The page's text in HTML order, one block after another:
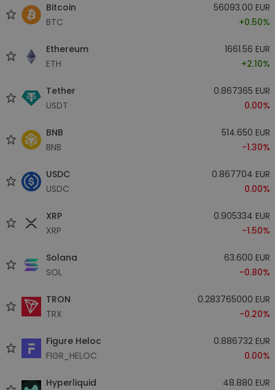
Bitcoin
BTC
56093.00 EUR
+0.50%
Ethereum
ETH
1661.56 EUR
+2.10%
Tether
USDT
0.867365 EUR
0.00%
BNB
BNB
514.650 EUR
-1.30%
USDC
USDC
0.867704 EUR
0.00%
XRP
XRP
0.905334 EUR
-1.50%
Solana
SOL
63.600 EUR
-0.80%
TRON
TRX
0.283765000 EUR
-0.20%
Figure Heloc
FIGR_HELOC
0.886732 EUR
0.00%
Hyperliquid
48.880 EUR